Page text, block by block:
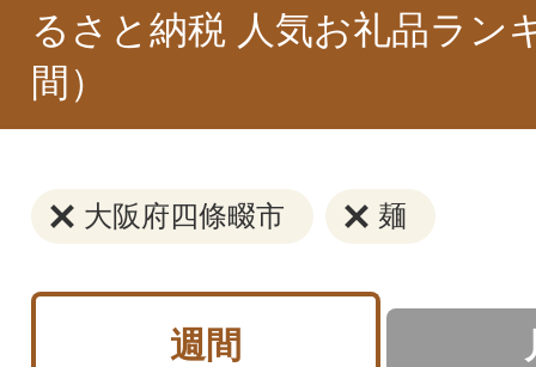
るさと納税 人気お礼品ラン
間）
大阪府四條畷市 麺
週間